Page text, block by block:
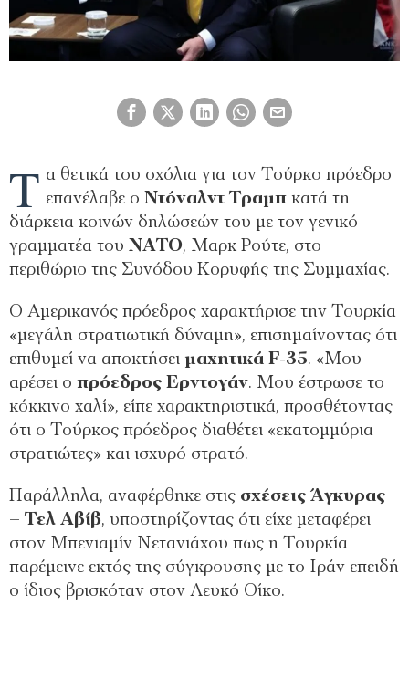
Τ α θετικά του σχόλια για τον Τούρκο πρόεδρο
επανέλαβε ο Ντόναλντ Τραμπκατά τη
διάρκεια κοινών δηλώσεών του με τον γενικό
γραμματέα του ΝΑΤΟ, Μαρκ Ρούτε, στο
περιθώριο της Συνόδου Κορυφής της Συμμαχίας.
Ο Αμερικανός πρόεδρος χαρακτήρισε την Τουρκία
«μεγάλη στρατιωτική δύναμη», επισημαίνοντας ότι
επιθυμεί να αποκτήσει μαχητικά F-35. «Μου
αρέσει ο πρόεδρος Ερντογάν. Μου έστρωσε το
κόκκινο χαλί», είπε χαρακτηριστικά, προσθέτοντας
ότι ο Τούρκος πρόεδρος διαθέτει «εκατομμύρια
στρατιώτες» και ισχυρό στρατό.
Παράλληλα, αναφέρθηκε στις σχέσεις Άγκυρας
– Τελ Αβίβ, υποστηρίζοντας ότι είχε μεταφέρει
στον Μπενιαμίν Νετανιάχου πως η Τουρκία
παρέμεινε εκτός της σύγκρουσης με το Ιράν επειδή
ο ίδιος βρισκόταν στον Λευκό Οίκο.